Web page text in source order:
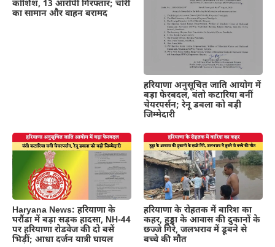
कोशिश, 13 आरोपी गिरफ्तार; चोरी
का सामान और वाहन बरामद
हरियाणा अनुसूचित जाति आयोग में
बड़ा फेरबदल, बंतो कटारिया बनीं
चेयरपर्सन; रेनू डबला को बड़ी
जिम्मेदारी
Haryana News: हरियाणा के
घरौंडा में बड़ा सड़क हादसा, NH-44
पर हरियाणा रोडवेज की दो बसें
भिड़ीं; आधा दर्जन यात्री घायल
हरियाणा के रोहतक में बारिश का
कहर, हुड्डा के आवास की दुकानों के
छज्जे गिरे, जलभराव में डूबने से
बच्चे की मौत